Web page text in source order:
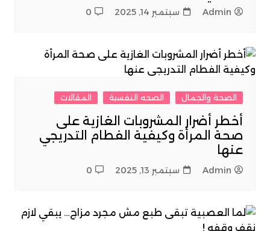
Admin سبتمبر 14, 2025 0
الصحة والجمال الصحه النفسية المقالات
أخطر أضرار المشروبات الغازية على
صحة المرأة وكيفية الفطام التدريجي
عنها
Admin سبتمبر 13, 2025 0